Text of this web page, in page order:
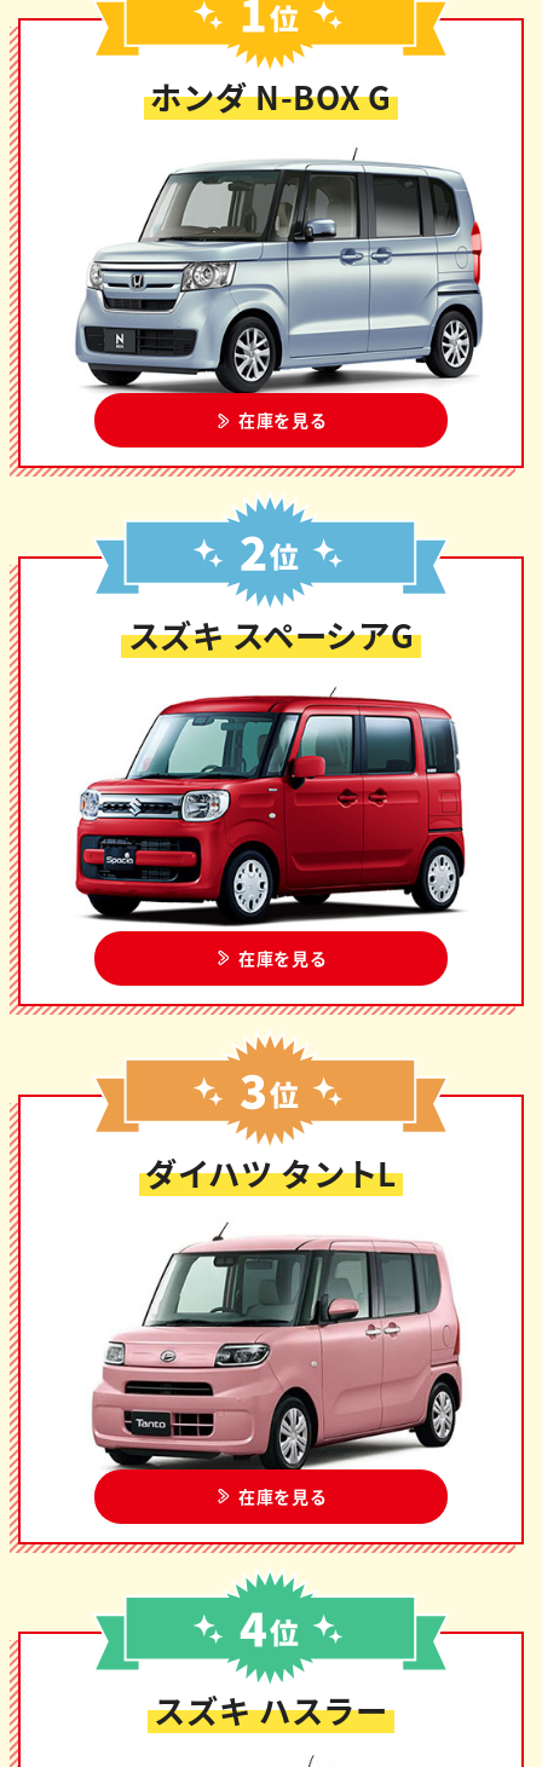
ホンダ N-BOX G
在庫を見る
スズキ スペーシアG
在庫を見る
ダイハツ タントL
在庫を見る
スズキ ハスラー